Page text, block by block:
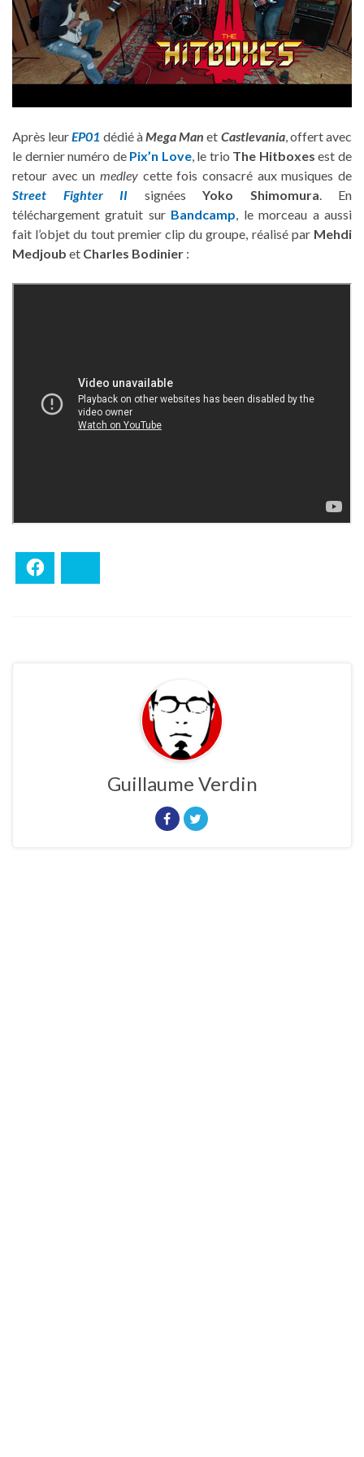
Après leurEP01 dédié àMega Man et Castlevania, offert avec
le dernier numéro de Pix’n Love, le trio The Hitboxes est de
retour avec un medley cette fois consacré aux musiques de
Street Fighter II signées Yoko Shimomura. En
téléchargement gratuit sur Bandcamp, le morceau a aussi
fait l’objet du tout premier clip du groupe, réalisé par Mehdi
Medjoub et Charles Bodinier :
Guillaume Verdin